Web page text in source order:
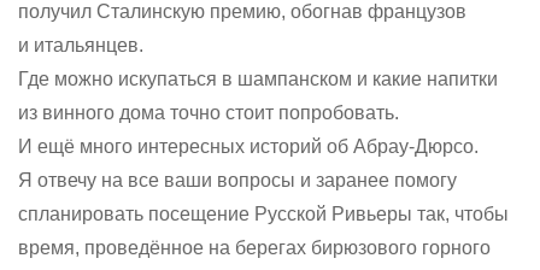
получил Сталинскую премию, обогнав французов
и итальянцев.
Где можно искупаться в шампанском и какие напитки
из винного дома точно стоит попробовать.
И ещё много интересных историй об Абрау-Дюрсо.
Я отвечу на все ваши вопросы и заранее помогу
спланировать посещение Русской Ривьеры так, чтобы
время, проведённое на берегах бирюзового горного